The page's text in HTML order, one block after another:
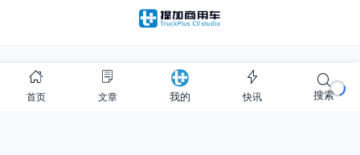
首页 文章 我的 快讯 搜索
Warning: is_readable(): open_basedir restriction in effect. File(redis-cache) is not